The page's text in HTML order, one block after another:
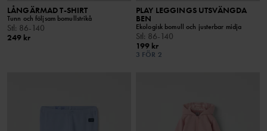
LÅNGÄRMAD T-SHIRT
Tunn och följsam bomullstrikå
Stl: 86-140
249 kr
PLAY LEGGINGS UTSVÄNGDA
BEN
Ekologisk bomull och justerbar midja
Stl: 86-140
199 kr
3 FÖR 2